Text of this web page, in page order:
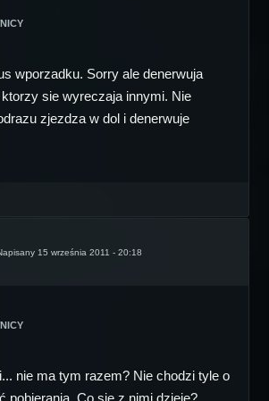
wporzadku. Sorry ale denerwuja
sie wyreczaja innymi. Nie
zjezdza w dol i denerwuje
15 września 2011 - 20:18
nie ma tym razem? Nie chodzi tyle o
pobierania. Co się z nimi dzieje?